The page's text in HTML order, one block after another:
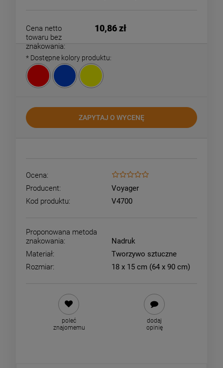
Cena netto
towaru bez
znakowania:
10,86 zł
* Dostępne kolory produktu:
ZAPYTAJ O WYCENĘ
Ocena:
Producent:
Voyager
Kod produktu:
V4700
Proponowana metoda
znakowania:
Nadruk
Materiał:
Tworzywo sztuczne
Rozmiar:
18 x 15 cm (64 x 90 cm)
poleć
znajomemu
dodaj
opinię